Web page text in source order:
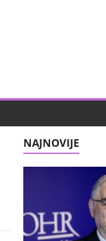
NAJNOVIJE